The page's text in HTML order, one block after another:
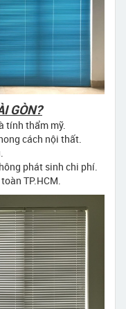
GÒN?
tính thẩm mỹ.
cách nội thất.
phát sinh chi phí.
TP.HCM.